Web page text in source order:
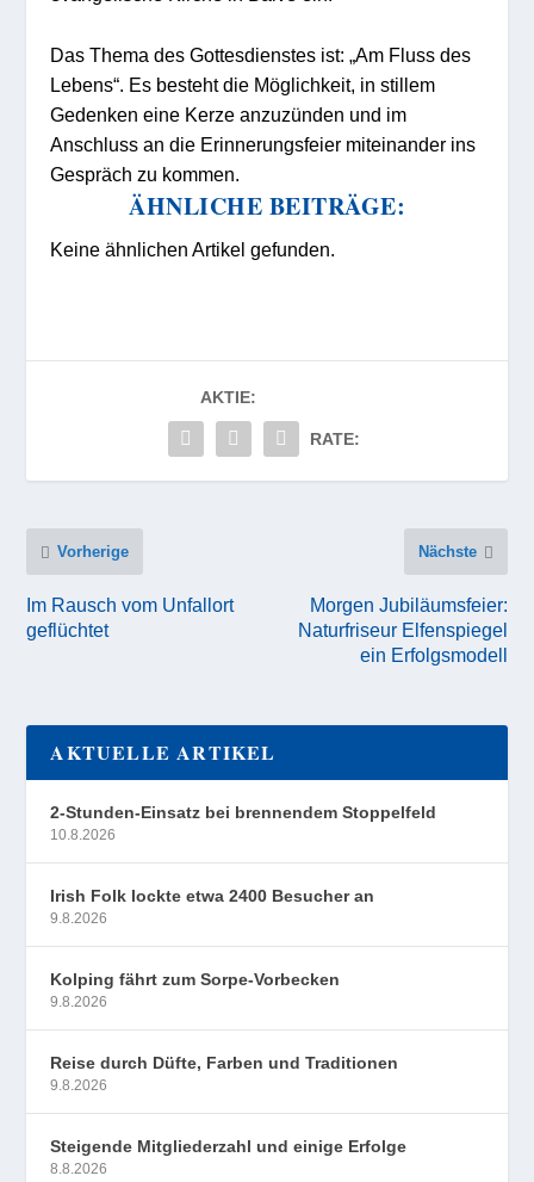
Das Thema des Gottesdienstes ist: „Am Fluss des
Lebens“. Es besteht die Möglichkeit, in stillem
Gedenken eine Kerze anzuzünden und im
Anschluss an die Erinnerungsfeier miteinander ins
Gespräch zu kommen.
ÄHNLICHE BEITRÄGE:
Keine ähnlichen Artikel gefunden.
AKTIE:
RATE:
Vorherige
Im Rausch vom Unfallort
geflüchtet
Nächste
Morgen Jubiläumsfeier:
Naturfriseur Elfenspiegel
ein Erfolgsmodell
AKTUELLE ARTIKEL
2-Stunden-Einsatz bei brennendem Stoppelfeld
10.8.2026
Irish Folk lockte etwa 2400 Besucher an
9.8.2026
Kolping fährt zum Sorpe-Vorbecken
9.8.2026
Reise durch Düfte, Farben und Traditionen
9.8.2026
Steigende Mitgliederzahl und einige Erfolge
8.8.2026